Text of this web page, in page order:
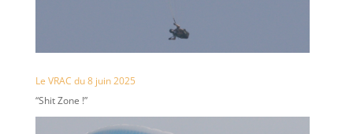
Le VRAC du 8 juin 2025
“Shit Zone !”